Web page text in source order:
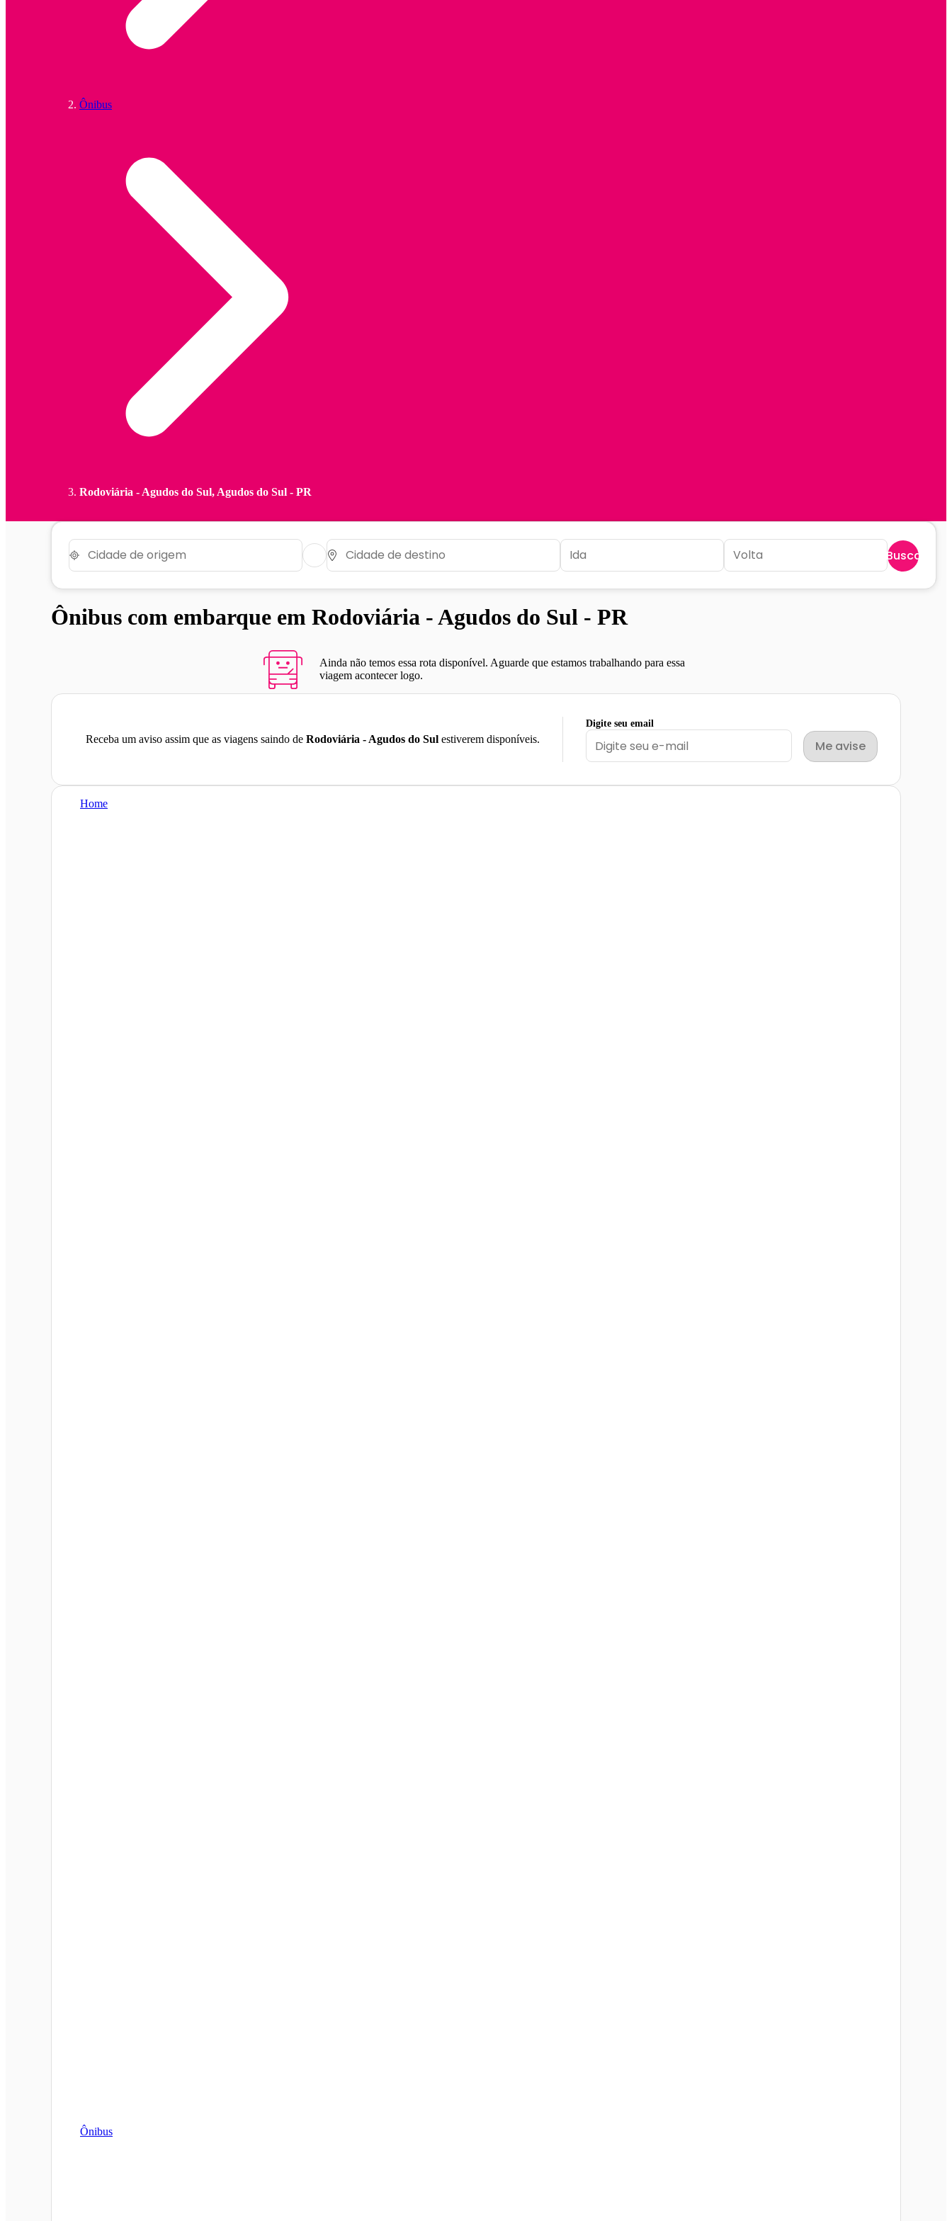
Ônibus
Rodoviária - Agudos do Sul, Agudos do Sul - PR
Buscar
Ônibus com embarque em Rodoviária - Agudos do Sul - PR
Ainda não temos essa rota disponível. Aguarde que estamos trabalhando para essa
viagem acontecer logo.
Receba um aviso assim que as viagens saindo de Rodoviária - Agudos do Sul estiverem disponíveis.
Digite seu email
Me avise
Home
Ônibus